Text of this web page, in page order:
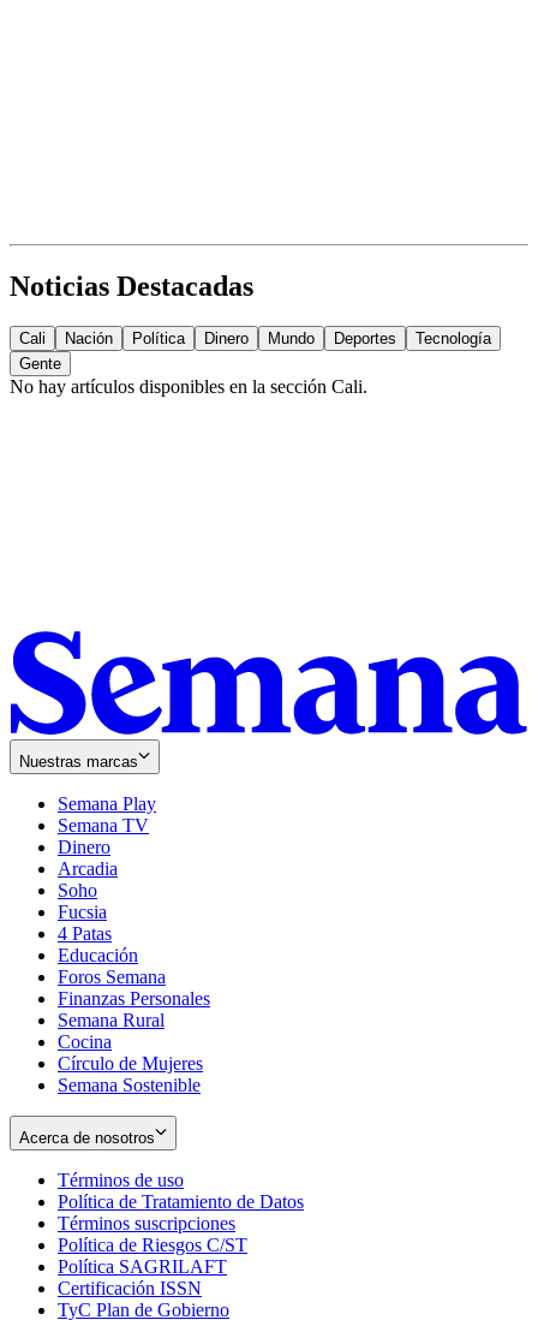
Noticias Destacadas
Cali Nación Política Dinero Mundo Deportes
Tecnología
Gente
No hay artículos disponibles en la sección Cali.
Nuestras marcas
Semana Play
Semana TV
Dinero
Arcadia
Soho
in
new
window
Fucsia
in
new
window
4 Patas
Educación
Foros Semana
Finanzas Personales
Semana Rural
Cocina
Círculo de Mujeres
Semana Sostenible
Acerca de nosotros
Términos de uso
in
new
window
Política de Tratamiento de Datos
Términos suscripciones
in
Política de Riesgos C/ST
Política SAGRILAFT
new
Certificación ISSN
in
TyC Plan de Gobierno